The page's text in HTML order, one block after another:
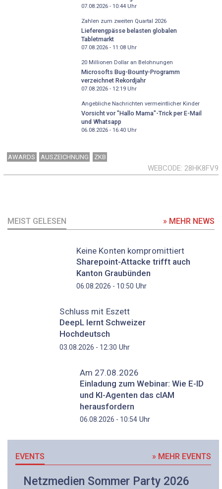
07.08.2026 - 10:44Uhr
Zahlen zum zweiten Quartal 2026
Lieferengpässe belasten globalen
Tabletmarkt
07.08.2026 - 11:08Uhr
20 Millionen Dollar an Belohnungen
Microsofts Bug-Bounty-Programm
verzeichnet Rekordjahr
07.08.2026 - 12:19Uhr
Angebliche Nachrichten vermeintlicher Kinder
Vorsicht vor "Hallo Mama"-Trick per E-Mail
und Whatsapp
06.08.2026 - 16:40Uhr
AWARDS AUSZEICHNUNG ZKB
WEBCODE 28HK8FV9
MEIST GELESEN » MEHR NEWS
Keine Konten kompromittiert
Sharepoint-Attacke trifft auch
Kanton Graubünden
06.08.2026 - 10:50 Uhr
Schluss mit Eszett
DeepL lernt Schweizer
Hochdeutsch
03.08.2026 - 12:30 Uhr
Am 27.08.2026
Einladung zum Webinar: Wie E-ID
und KI-Agenten das cIAM
herausfordern
06.08.2026 - 10:54Uhr
EVENTS » MEHR EVENTS
Netzmedien Sommer Party 2026